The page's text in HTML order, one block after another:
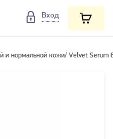
Вход
и нормальной кожи/ Velvet Serum